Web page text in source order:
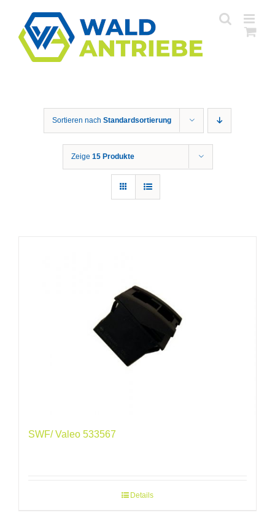
springen
Sortieren nach Standardsortierung
Zeige 15 Produkte
SWF/ Valeo 533567
Details